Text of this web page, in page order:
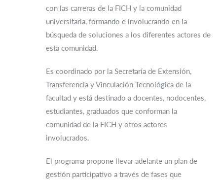
con las carreras de la FICH y la comunidad
universitaria, formando e involucrando en la
búsqueda de soluciones a los diferentes actores de
esta comunidad.
Es coordinado por la Secretaría de Extensión,
Transferencia y Vinculación Tecnológica de la
facultad y está destinado a docentes, nodocentes,
estudiantes, graduados que conforman la
comunidad de la FICH y otros actores
involucrados.
El programa propone llevar adelante un plan de
gestión participativo a través de fases que